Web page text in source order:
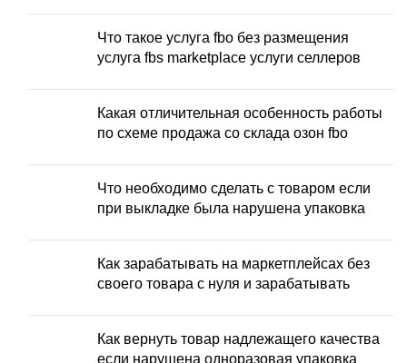
Что такое услуга fbo без размещения
услуга fbs marketplace услуги селлеров
Какая отличительная особенность работы
по схеме продажа со склада озон fbo
Что необходимо сделать с товаром если
при выкладке была нарушена упаковка
Как зарабатывать на маркетплейсах без
своего товара с нуля и зарабатывать
Как вернуть товар надлежащего качества
если нарушена одноразовая упаковка